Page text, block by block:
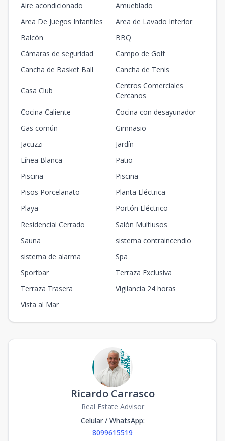
Aire acondicionado
Amueblado
Area De Juegos Infantiles
Area de Lavado Interior
Balcón
BBQ
Cámaras de seguridad
Campo de Golf
Cancha de Basket Ball
Cancha de Tenis
Casa Club
Centros Comerciales
Cercanos
Cocina Caliente
Cocina con desayunador
Gas común
Gimnasio
Jacuzzi
Jardín
Línea Blanca
Patio
Piscina
Piscina
Pisos Porcelanato
Planta Eléctrica
Playa
Portón Eléctrico
Residencial Cerrado
Salón Multiusos
Sauna
sistema contraincendio
sistema de alarma
Spa
Sportbar
Terraza Exclusiva
Terraza Trasera
Vigilancia 24 horas
Vista al Mar
Ricardo Carrasco
Real Estate Advisor
Celular / WhatsApp:
8099615519